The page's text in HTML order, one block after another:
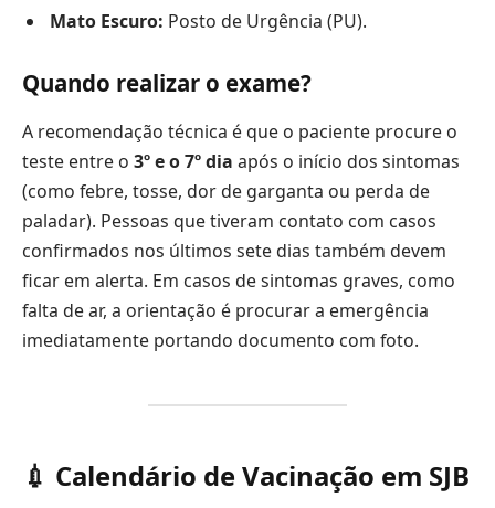
Mato Escuro: Posto de Urgência (PU).
Quando realizar o exame?
A recomendação técnica é que o paciente procure o
teste entre o 3º e o 7º dia após o início dos sintomas
(como febre, tosse, dor de garganta ou perda de
paladar). Pessoas que tiveram contato com casos
confirmados nos últimos sete dias também devem
ficar em alerta. Em casos de sintomas graves, como
falta de ar, a orientação é procurar a emergência
imediatamente portando documento com foto.
💉 Calendário de Vacinação em SJB